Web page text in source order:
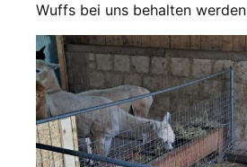
Wuffs bei uns behalten